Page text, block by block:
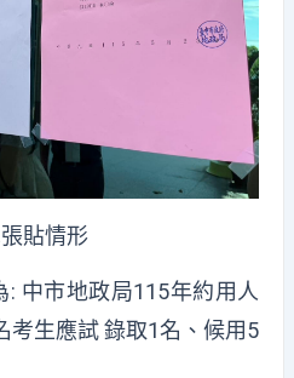
貼情形
: 中市地政局115年約用人
生應試 錄取1名、候用5